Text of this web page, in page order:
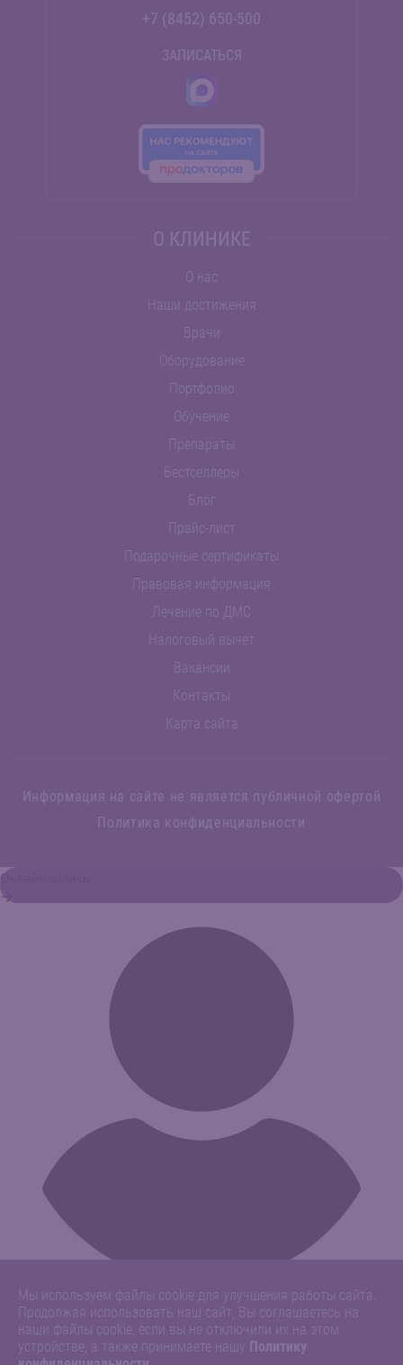
+7 (8452) 650-500
ЗАПИСАТЬСЯ
О КЛИНИКЕ
О нас
Наши достижения
Врачи
Оборудование
Портфолио
Обучение
Препараты
Бестселлеры
Блог
Прайс-лист
Подарочные сертификаты
Правовая информация
Лечение по ДМС
Налоговый вычет
Вакансии
Контакты
Карта сайта
Информация на сайте не является публичной офертой
Политика конфиденциальности
Мы используем файлы cookie для улучшения работы сайта.
Продолжая использовать наш сайт, Вы соглашаетесь на
наши файлы cookie, если вы не отключили их на этом
устройстве, а также принимаете нашу Политику